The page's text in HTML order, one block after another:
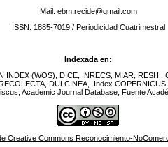
Mail: ebm.recide@gmail.com
ISSN: 1885-7019 / Periodicidad Cuatrimestral
Indexada en:
INDEX (WOS), DICE, INRECS, MIAR, RESH,
DULCINEA, Index
Academic Journal Database, Fuente
Creative Commons Reconocimiento-